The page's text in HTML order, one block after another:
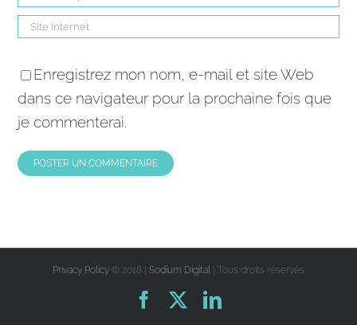
Enregistrez mon nom, e-mail et site Web
dans ce navigateur pour la prochaine fois que
je commenterai.
Privacy Policy© 2018 | Sodium Digital | Tous droits réservés
FacebookLinkedIn